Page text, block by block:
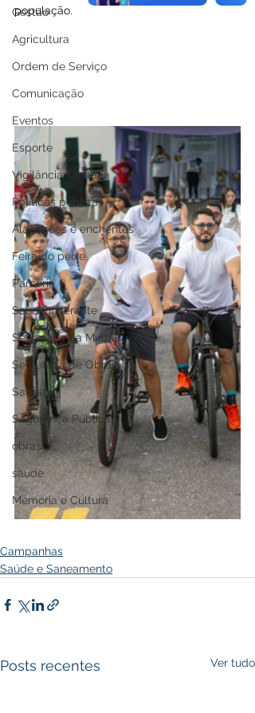
Gestão
Agricultura
Ordem de Serviço
Comunicação
Eventos
Esporte
Vigilância sanitária
Políticas públicas
Alagações e enchentes
Feira do peixe
Parceria
Saúde Itinerante
Secretaria da Mulher
Secretaria de Obras
Saúde
Segurança Pública
obras
saude
Memória e Cultura
população.
Campanhas
Saúde e Saneamento
Posts recentes Ver tudo